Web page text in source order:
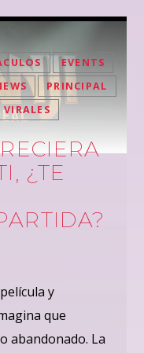
EVENTS
PRINCIPAL
VIRALES
¿TE
y
que
abandonado. La